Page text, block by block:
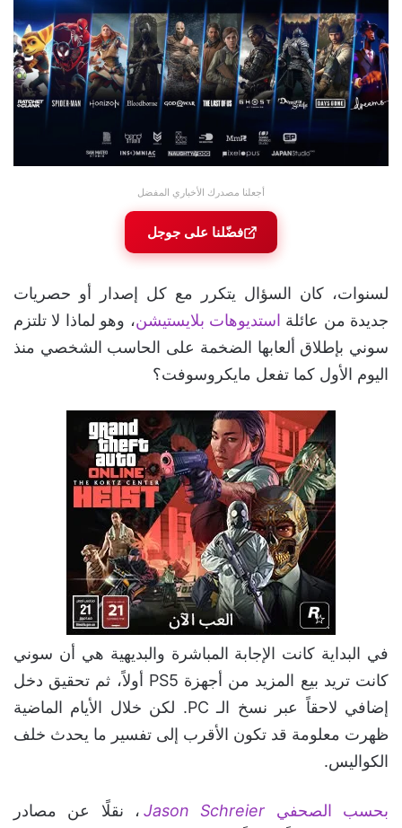
أجعلنا مصدرك الأخباري المفضل
فضّلنا على جوجل
لسنوات، كان السؤال يتكرر مع كل إصدار أو حصريات
جديدة من عائلة استديوهات بلايستيشن، وهو لماذا لا تلتزم
سوني بإطلاق ألعابها الضخمة على الحاسب الشخصي منذ
اليوم الأول كما تفعل مايكروسوفت؟
في البداية كانت الإجابة المباشرة والبديهية هي أن سوني
كانت تريد بيع المزيد من أجهزة PS5 أولاً، ثم تحقيق دخل
إضافي لاحقاً عبر نسخ الـ PC. لكن خلال الأيام الماضية
ظهرت معلومة قد تكون الأقرب إلى تفسير ما يحدث خلف
الكواليس.
بحسب الصحفي Jason Schreier ، نقلًا عن مصادر